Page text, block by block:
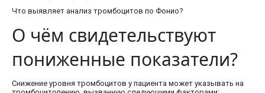
Что выявляет анализ тромбоцитов по Фонио?
О чём свидетельствуют
пониженные показатели?
Снижение уровня тромбоцитов у пациента может указывать на